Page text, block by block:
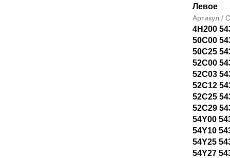
Левое
Артикул /
4H200
50C00
50C25
52C00
52C03
52C12
52C25
52C29
54Y00
54Y10
54Y25
54Y27